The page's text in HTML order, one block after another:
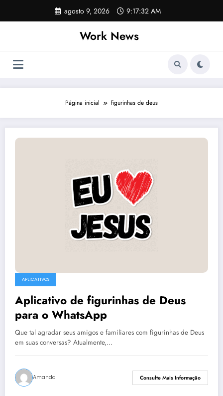
o
agosto 9, 2026 9:17:32 AM
Work News
Página inicial figurinhas de deus
APLICATIVOS
Aplicativo de figurinhas de Deus
para o WhatsApp
Que tal agradar seus amigos e familiares com figurinhas de Deus
em suas conversas? Atualmente,…
Amanda Consulte Mais Informação